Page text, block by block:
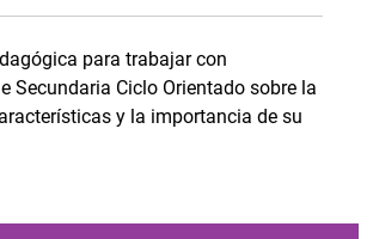
para trabajar con
Secundaria Ciclo Orientado sobre la
y la importancia de su